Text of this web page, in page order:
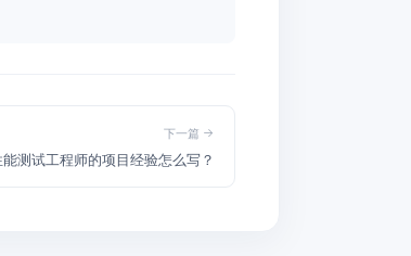
下一篇
测试工程师的项目经验怎么写？